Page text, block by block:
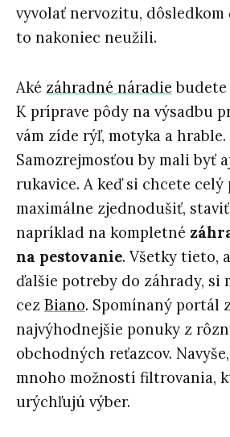
vyvolať nervozitu, dôsledkom
to nakoniec neužili.
Aké záhradné náradie budete
K príprave pôdy na výsadbu
vám zíde rýľ, motyka a hrable.
Samozrejmosťou by mali byť
rukavice. A keď si chcete celý
maximálne zjednodušiť,
napríklad na kompletné
na pestovanie. Všetky tieto,
ďalšie potreby do záhrady, si
cez Biano. Spomínaný portál
najvýhodnejšie ponuky z
obchodných reťazcov.
mnoho možností filtrovania,
urýchľujú výber.